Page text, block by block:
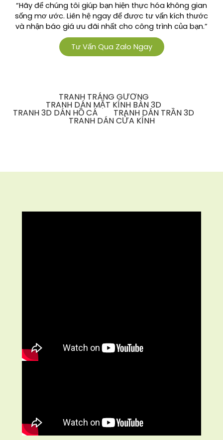
“Hãy để chúng tôi giúp bạn hiện thực hóa không gian
sống mơ ước. Liên hệ ngay để được tư vấn kích thước
và nhận báo giá ưu đãi nhất cho công trình của bạn.”
Tư Vấn Qua Zalo Ngay
TRANH TRÁNG GƯƠNG
TRANH DÁN MẶT KÍNH BÀN 3D
TRANH 3D DÁN HỒ CÁ TRANH DÁN TRẦN 3D
TRANH DÁN CỬA KÍNH